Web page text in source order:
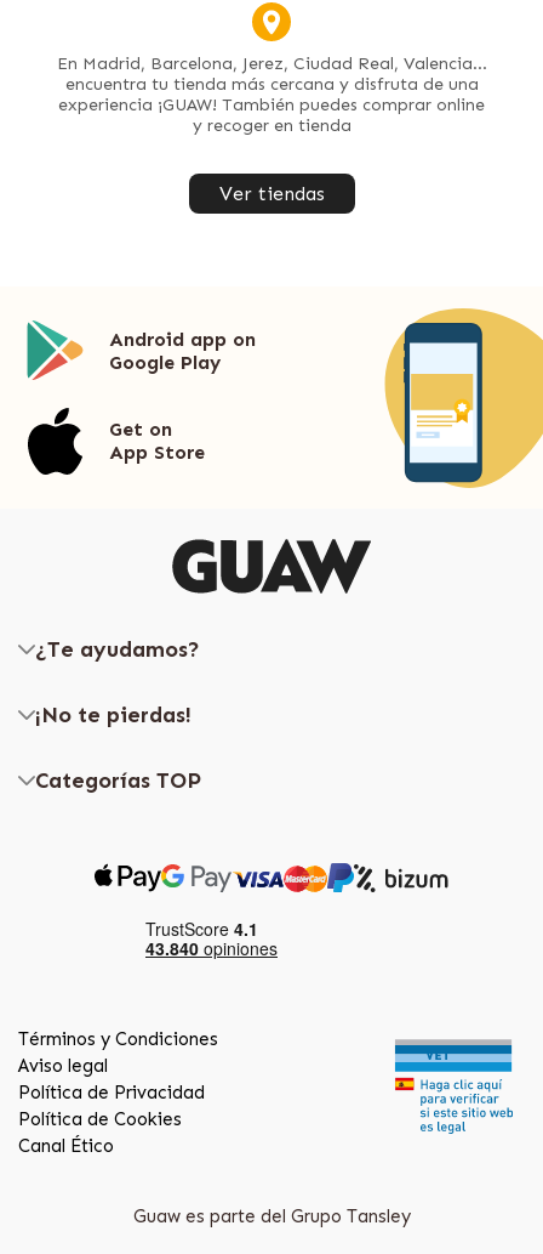
En Madrid, Barcelona, Jerez, Ciudad Real, Valencia...
encuentra tu tienda más cercana y disfruta de una
experiencia ¡GUAW! También puedes comprar online
y recoger en tienda
Ver tiendas
Android app on
Google Play
Get on
App Store
¿Te ayudamos?
¡No te pierdas!
Categorías TOP
Términos y Condiciones
Aviso legal
Política de Privacidad
Política de Cookies
Canal Ético
Guaw es parte del Grupo Tansley